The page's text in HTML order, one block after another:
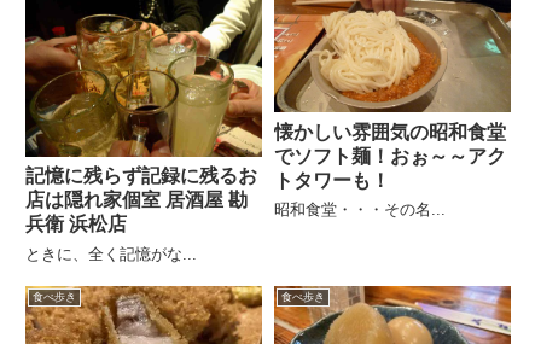
記憶に残らず記録に残るお
店は隠れ家個室 居酒屋 勘
兵衛 浜松店
ときに、全く記憶がな...
懐かしい雰囲気の昭和食堂
でソフト麺！おぉ～～アク
トタワーも！
昭和食堂・・・その名...
食べ歩き 食べ歩き